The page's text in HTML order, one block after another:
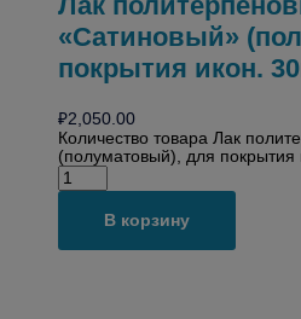
«Сатиновый»
покрытия икон.
₽2,050.00
Количество товара Лак
(полуматовый), для
В корзину